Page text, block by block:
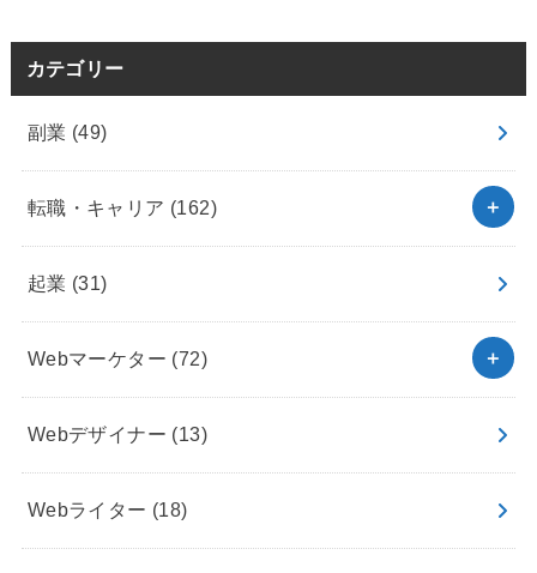
カテゴリー
副業 (49)
転職・キャリア (162)
起業 (31)
Webマーケター (72)
Webデザイナー (13)
Webライター (18)